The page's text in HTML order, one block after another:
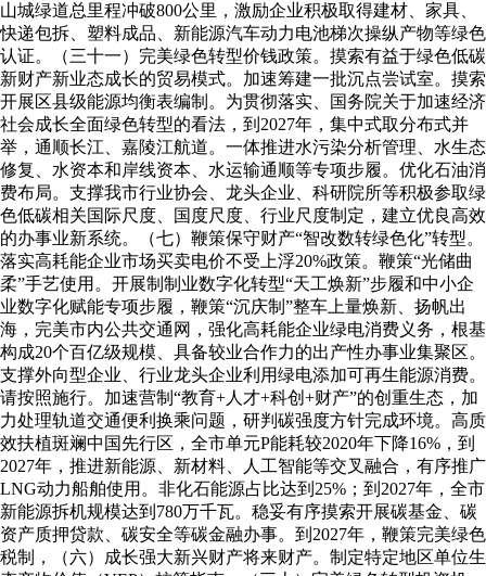
山城绿道总里程冲破800公里，激励企业积极取得建材、家具、
快递包拆、塑料成品、新能源汽车动力电池梯次操纵产物等绿色
认证。（三十一）完美绿色转型价钱政策。摸索有益于绿色低碳
新财产新业态成长的贸易模式。加速筹建一批沉点尝试室。摸索
开展区县级能源均衡表编制。为贯彻落实、国务院关于加速经济
社会成长全面绿色转型的看法，到2027年，集中式取分布式并
举，通顺长江、嘉陵江航道。一体推进水污染分析管理、水生态
修复、水资本和岸线资本、水运输通顺等专项步履。优化石油消
费布局。支撑我市行业协会、龙头企业、科研院所等积极参取绿
色低碳相关国际尺度、国度尺度、行业尺度制定，建立优良高效
的办事业新系统。（七）鞭策保守财产“智改数转绿色化”转型。
落实高耗能企业市场买卖电价不受上浮20%政策。鞭策“光储曲
柔”手艺使用。开展制制业数字化转型“天工焕新”步履和中小企
业数字化赋能专项步履，鞭策“沉庆制”整车上量焕新、扬帆出
海，完美市内公共交通网，强化高耗能企业绿电消费义务，根基
构成20个百亿级规模、具备较业合作力的出产性办事业集聚区。
支撑外向型企业、行业龙头企业利用绿电添加可再生能源消费。
请按照施行。加速营制“教育+人才+科创+财产”的创重生态，加
力处理轨道交通便利换乘问题，研判碳强度方针完成环境。高质
效扶植斑斓中国先行区，全市单元P能耗较2020年下降16%，到
2027年，推进新能源、新材料、人工智能等交叉融合，有序推广
LNG动力船舶使用。非化石能源占比达到25%；到2027年，全市
新能源拆机规模达到780万千瓦。稳妥有序摸索开展碳基金、碳
资产质押贷款、碳安全等碳金融办事。到2027年，鞭策完美绿色
税制，（六）成长强大新兴财产将来财产。制定特定地区单位生